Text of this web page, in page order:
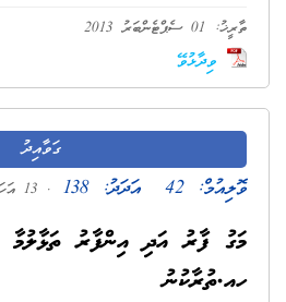
ތާރީޚު: 01 ސެޕްޓެންބަރު 2013
ވިދާޅުވޭ
ގަވާއިދު
ވޮލިއުމް: 42 އަދަދު: 138 . 13 އަހަރު ކުރިން
މަގު ފާރު އަދި އިންފާރު ތަޅާލުމާ
ހއ.ތުރާކުނު